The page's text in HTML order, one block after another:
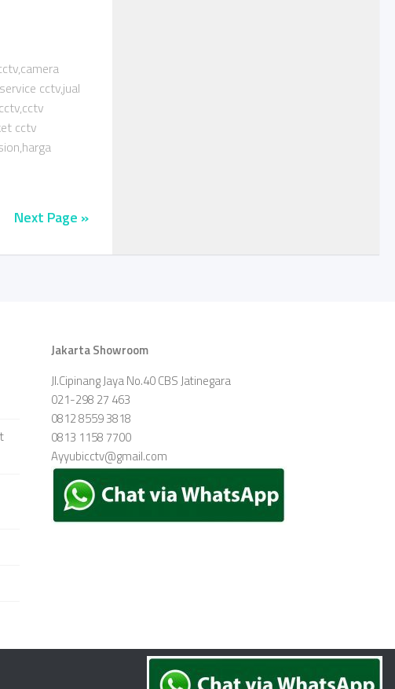
cctv,jual
cctv
Next Page »
Jakarta Showroom
Jl.Cipinang Jaya No.40 CBS Jatinegara
021-298 27 463
0812 8559 3818
0813 1158 7700
Ayyubicctv@gmail.com